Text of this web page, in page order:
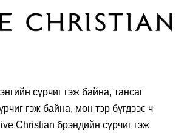
сүрчиг гэж байна, тансаг
гэж байна, мөн тэр бүгдээс ч
Christian брэндийн сүрчиг гэж